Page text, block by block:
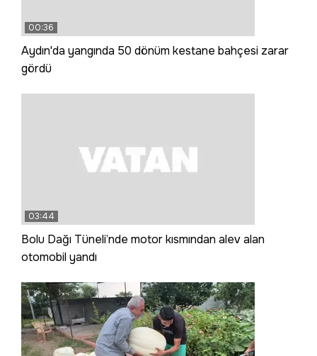
00:36
Aydın'da yangında 50 dönüm kestane bahçesi zarar
gördü
03:44
Bolu Dağı Tüneli’nde motor kısmından alev alan
otomobil yandı